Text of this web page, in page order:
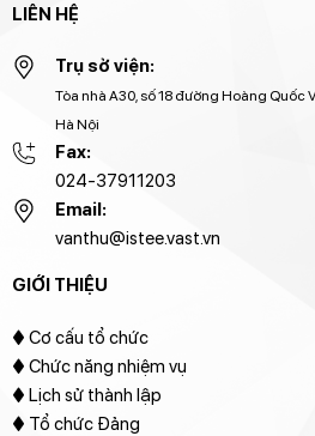
LIÊN HỆ
Trụ sở viện:
Tòa nhà A30, số 18 đường Hoàng
Hà Nội
Fax:
024-37911203
Email:
vanthu@istee.vast.vn
GIỚI THIỆU
♦ Cơ cấu tổ chức
♦ Chức năng nhiệm vụ
♦ Lịch sử thành lập
♦ Tổ chức Đảng